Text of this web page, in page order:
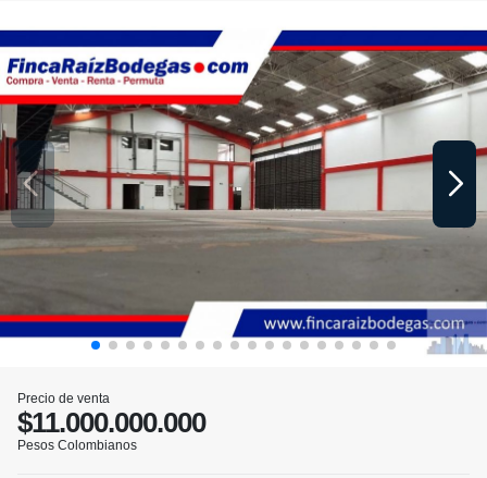
Precio de venta
$11.000.000.000
Pesos Colombianos